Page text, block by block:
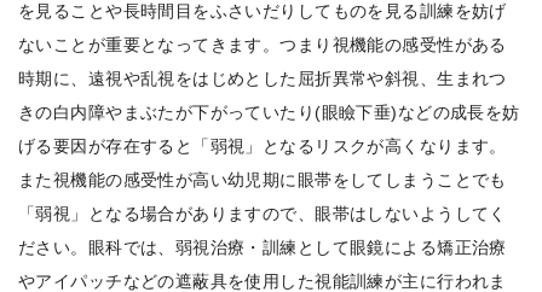
を見ることや長時間目をふさいだりしてものを見る訓練を妨げ
ないことが重要となってきます。つまり視機能の感受性がある
時期に、遠視や乱視をはじめとした屈折異常や斜視、生まれつ
きの白内障やまぶたが下がっていたり(眼瞼下垂)などの成長を妨
げる要因が存在すると「弱視」となるリスクが高くなります。
また視機能の感受性が高い幼児期に眼帯をしてしまうことでも
「弱視」となる場合がありますので、眼帯はしないようしてく
ださい。眼科では、弱視治療・訓練として眼鏡による矯正治療
やアイパッチなどの遮蔽具を使用した視能訓練が主に行われま